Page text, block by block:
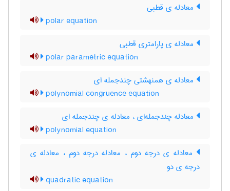
معادله ی قطبی
polar equation
معادله ی پارامتری قطبی
polar parametric equation
معادله ی همنهشتی چندجمله ای
polynomial congruence equation
معادله چندجمله‌ای ، معادله ی چندجمله ای
polynomial equation
معادله ی درجه دوم ، معادله درجه دوم ، معادله ی
درجه ی دو
quadratic equation